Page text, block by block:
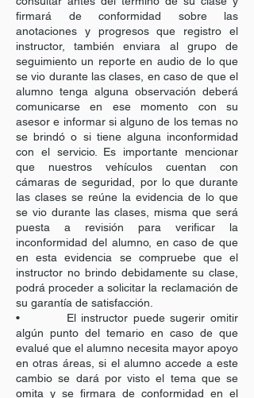
firmará de conformidad sobre las
anotaciones y progresos que registro el
instructor, también enviara al grupo de
seguimiento un reporte en audio de lo que
se vio durante las clases, en caso de que el
alumno tenga alguna observación deberá
comunicarse en ese momento con su
asesor e informar si alguno de los temas no
se brindó o si tiene alguna inconformidad
con el servicio. Es importante mencionar
que nuestros vehículos cuentan con
cámaras de seguridad, por lo que durante
las clases se reúne la evidencia de lo que
se vio durante las clases, misma que será
puesta a revisión para verificar la
inconformidad del alumno, en caso de que
en esta evidencia se compruebe que el
instructor no brindo debidamente su clase,
podrá proceder a solicitar la reclamación de
su garantía de satisfacción.
• El instructor puede sugerir omitir
algún punto del temario en caso de que
evalué que el alumno necesita mayor apoyo
en otras áreas, si el alumno accede a este
cambio se dará por visto el tema que se
omita y se firmara de conformidad en el